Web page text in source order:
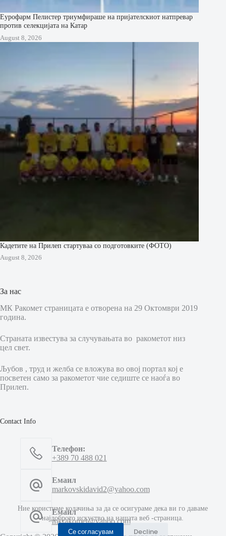
Ние користиме колачиња за да се осигураме дека ви го даваме
најдоброто искуство на нашата веб -страница.
Се согласувам Decline
Еурофарм Пелистер триумфираше на пријателскиот натпревар
против селекцијата на Катар
August 8, 2026
Кадетите на Прилеп стартуваа со подготовките (ФОТО)
August 8, 2026
За нас
МК Ракомет страницата е отворена на 29 Октомври 2019
година.
Страната известува за случувањата во ракометот низ
цел свет.
Љубов , труд и желба се вложува во овој портал кој е
посветен само за ракометот чие седиште се наоѓа во
Прилеп.
Contact Info
Телефон:
+389 70 488 021
Емаил
markovskidavid2@yahoo.com
Емаил
mkrakomet@yahoo.com